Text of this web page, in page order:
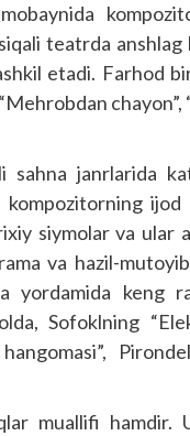
teatrda
etadi. Farhod
sahna janrlarida
siymolar va ular
va hazil-
yordamida keng
Sofoklning
muallifi